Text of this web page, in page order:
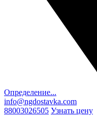
Определение...
info@ngdostavka.com
88003026505 Узнать цену